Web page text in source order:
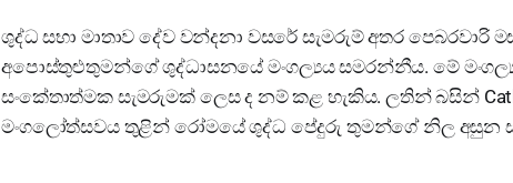
ශුද්ධ සභා මාතාව දේව වන්දනා වසරේ සැමරුම් අතර පෙබරවාරි
අපොස්තුළුතුමන්ගේ ශුද්ධාසනයේ මංගල්‍යය සමරන්නීය. මේ
සංකේතාත්මක සැමරුමක් ලෙස ද නම් කළ හැකිය. ලතින් බසින්
මංගලෝත්සවය තුළින් රෝමයේ ශුද්ධ පේදුරු තුමන්ගේ නිල අසුන